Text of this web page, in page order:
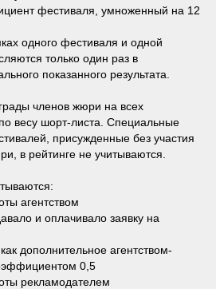
фестиваля, умноженный на 12
одного фестиваля и одной
только один раз в
показанного результата.
членов жюри на всех
весу шорт-листа. Специальные
присужденные без участия
в рейтинге не учитываются.
агентством
и оплачивало заявку на
дополнительное агентством-
0,5
рекламодателем